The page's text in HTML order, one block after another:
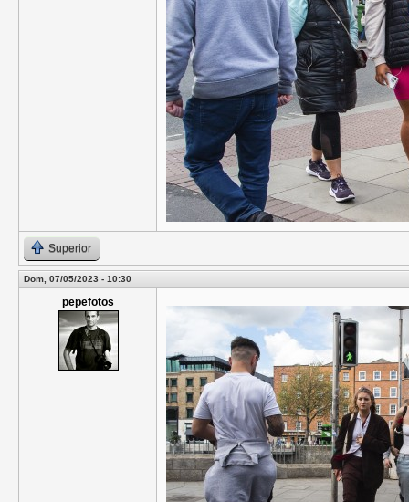
Superior
Dom, 07/05/2023 - 10:30
pepefotos